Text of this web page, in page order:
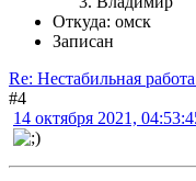
Откуда: омск
Записан
Re: Нестабильная
#4
14 октября 2021,